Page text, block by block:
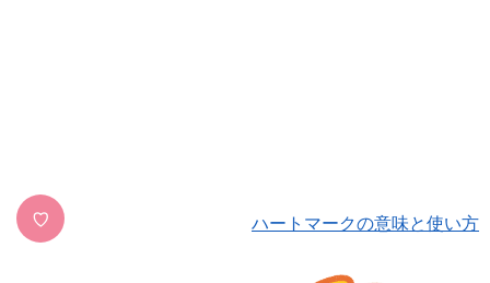
♡ ハートマークの意味と使い方